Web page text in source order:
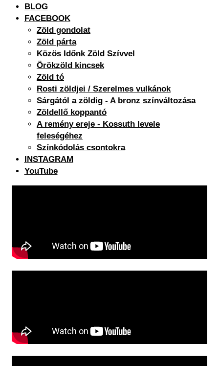
BLOG
FACEBOOK
Zöld gondolat
Zöld párta
Közös Időnk Zöld Szívvel
Örökzöld kincsek
Zöld tó
Rosti zöldjei / Szerelmes vulkánok
Sárgától a zöldig - A bronz színváltozása
Zöldellő koppantó
A remény ereje - Kossuth levele
feleségéhez
Színkódolás csontokra
INSTAGRAM
YouTube